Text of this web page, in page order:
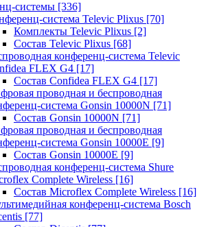
системы [336]
система Televic Plixus [70]
Комплекты Televic Plixus [2]
Состав Televic Plixus [68]
конференц-система Televic
FLEX G4 [17]
Состав Confidea FLEX G4 [17]
проводная и беспроводная
система Gonsin 10000N [71]
Состав Gonsin 10000N [71]
проводная и беспроводная
система Gonsin 10000E [9]
Состав Gonsin 10000E [9]
конференц-система Shure
Complete Wireless [16]
Состав Microflex Complete Wireless [16]
конференц-система Bosch
[77]